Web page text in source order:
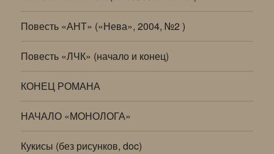
Повесть «АНТ» («Нева», 2004, №2 )
Повесть «ЛЧК» (начало и конец)
КОНЕЦ РОМАНА
НАЧАЛО «МОНОЛОГА»
Кукисы (без рисунков, doc)